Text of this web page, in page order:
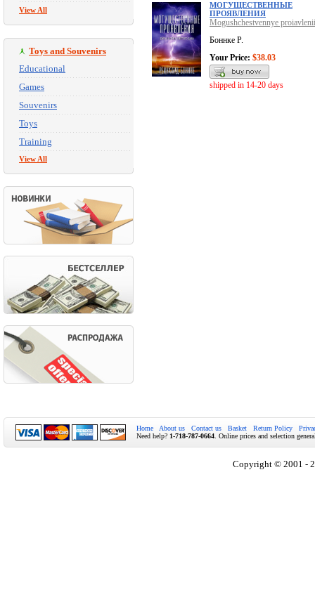
View All
Toys and Souvenirs
Educational
Games
Souvenirs
Toys
Training
View All
МОГУЩЕСТВЕННЫЕ
ПРОЯВЛЕНИЯ
Mogushchestvennye
Боннке Р.
Your Price: $38.03
shipped in 14-20 days
Home About us Contact us Basket Return Policy
Need help? 1-718-787-0664 . Online prices and selection
Copyright © 2001 -